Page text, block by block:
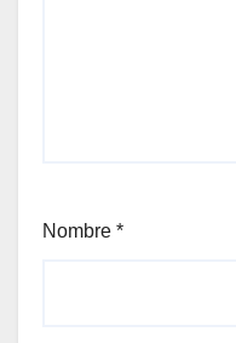
Nombre *